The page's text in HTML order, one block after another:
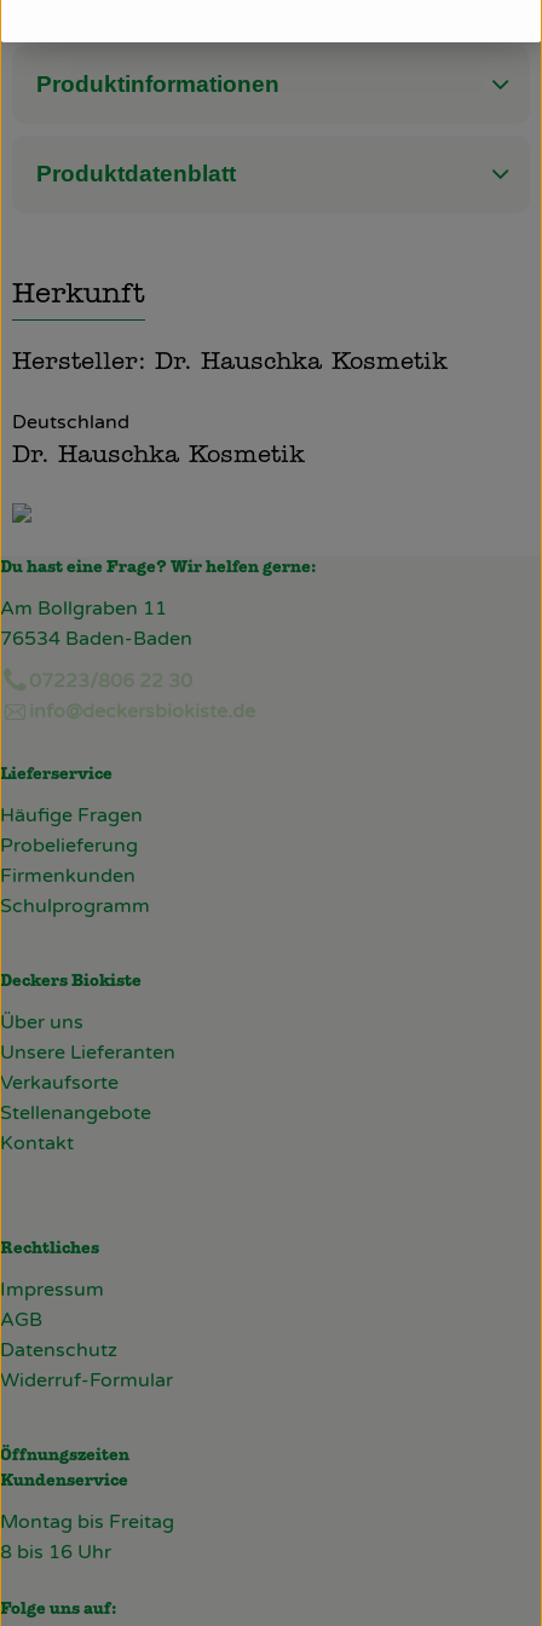
Produktinformationen
Produktdatenblatt
Herkunft
Hersteller: Dr. Hauschka Kosmetik
Deutschland
Dr. Hauschka Kosmetik
Du hast eine Frage? Wir helfen gerne:
Am Bollgraben 11
76534 Baden-Baden
07223/806 22 30
info@deckersbiokiste.de
Lieferservice
Häufige Fragen
Probelieferung
Firmenkunden
Schulprogramm
Deckers Biokiste
Über uns
Unsere Lieferanten
Verkaufsorte
Stellenangebote
Kontakt
Rechtliches
Impressum
AGB
Datenschutz
Widerruf-Formular
Öffnungszeiten
Kundenservice
Montag bis Freitag
8 bis 16 Uhr
Folge uns auf: